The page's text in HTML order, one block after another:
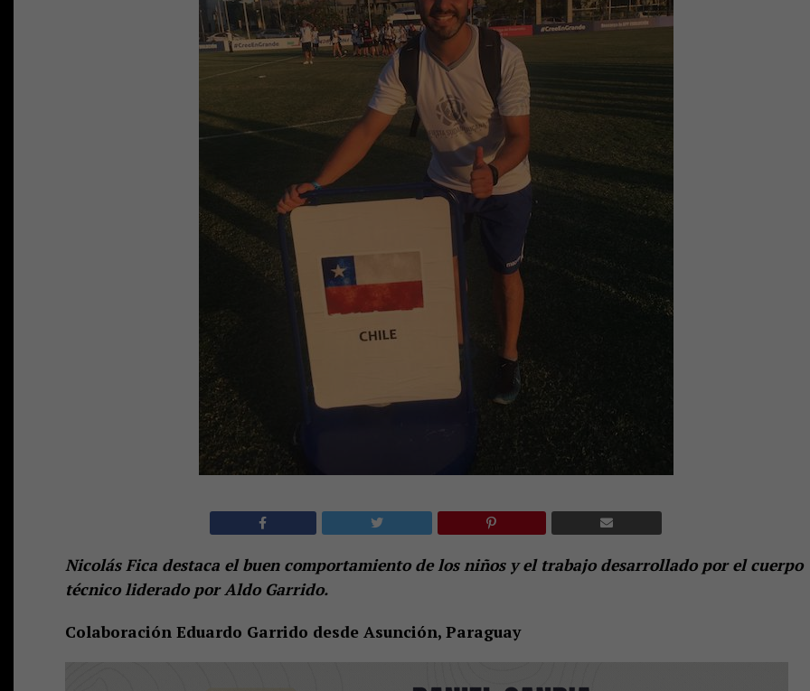
Nicolás Fica destaca el buen comportamiento de los niños y el trabajo desarrollado por el cuerpo
técnico liderado por Aldo Garrido.
Colaboración Eduardo Garrido desde Asunción, Paraguay